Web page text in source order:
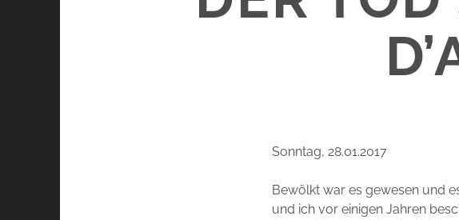
Sonntag, 28.01.2017
Bewölkt war es gewesen und
und ich vor einigen Jahren